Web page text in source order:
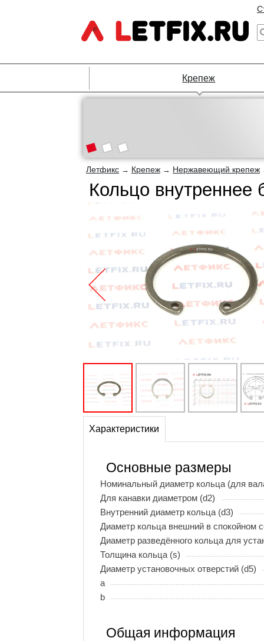
Крепеж
Летфикс → Крепеж → Нержавеющий крепеж
Кольцо
Характеристики
Основные размеры
Номинальный диаметр кольца (для
Для канавки диаметром (d2)
Внутренний диаметр кольца (d3)
Диаметр кольца внешний в спокойном
Диаметр разведённого кольца для
Толщина кольца (s)
Диаметр установочных отверстий (d5)
a
b
Общая информация